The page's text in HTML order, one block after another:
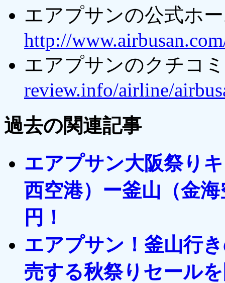
エアプサンの公式ホ
http://
エアプサンのクチコ
review.info/airline/
過去の関連記事
エアプサン大阪祭り
西空港）ー釜山（金
円！
エアプサン！釜山行
売する秋祭りセール